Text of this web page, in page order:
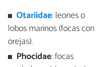
Otariidae: leones o
lobos marinos (focas con
orejas).
Phocidae: focas